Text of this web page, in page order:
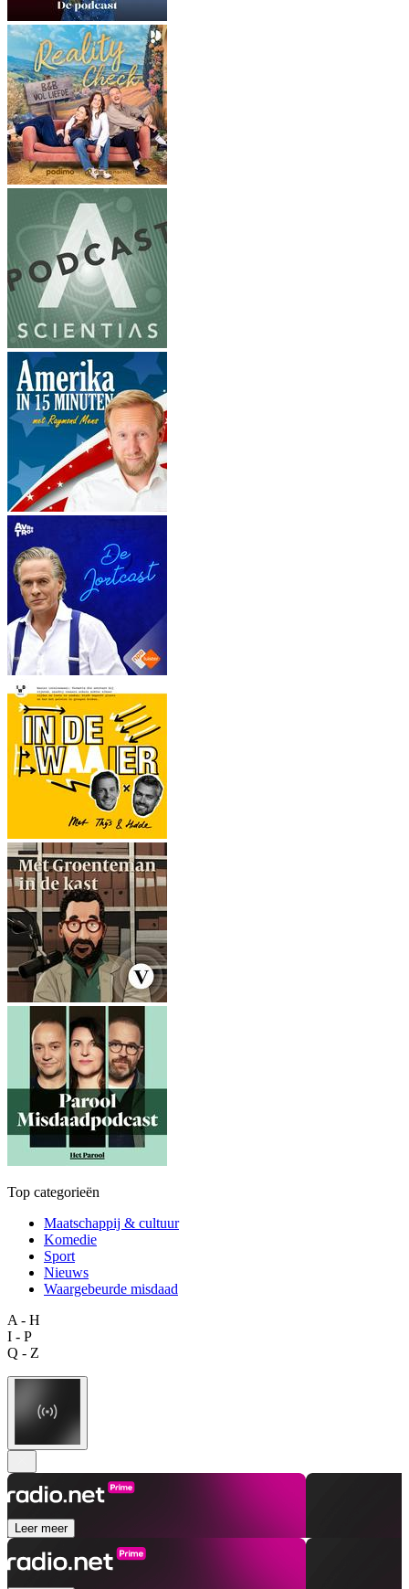
Top categorieën
Maatschappij & cultuur
Komedie
Sport
Nieuws
Waargebeurde misdaad
A - H
I - P
Q - Z
Leer meer